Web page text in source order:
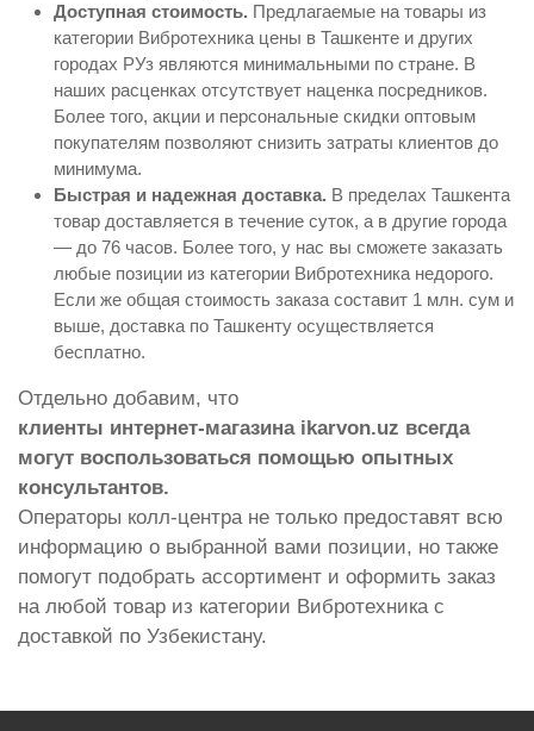
Доступная стоимость. Предлагаемые на товары из
категории Вибротехника цены в Ташкенте и других
городах РУз являются минимальными по стране. В
наших расценках отсутствует наценка посредников.
Более того, акции и персональные скидки оптовым
покупателям позволяют снизить затраты клиентов до
минимума.
Быстрая и надежная доставка. В пределах Ташкента
товар доставляется в течение суток, а в другие города
— до 76 часов. Более того, у нас вы сможете заказать
любые позиции из категории Вибротехника недорого.
Если же общая стоимость заказа составит 1 млн. сум и
выше, доставка по Ташкенту осуществляется
бесплатно.
Отдельно добавим, что
клиенты интернет-магазина ikarvon.uz всегда
могут воспользоваться помощью опытных
консультантов.
Операторы колл-центра не только предоставят всю
информацию о выбранной вами позиции, но также
помогут подобрать ассортимент и оформить заказ
на любой товар из категории Вибротехника с
доставкой по Узбекистану.